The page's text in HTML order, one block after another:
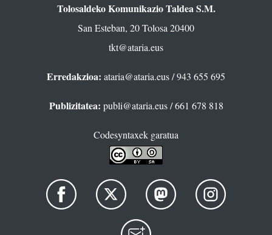
Tolosaldeko Komunikazio Taldea S.M.
San Esteban, 20 Tolosa 20400
tkt@ataria.eus
Erredakzioa: ataria@ataria.eus/ 943 655 695
Publizitatea: publi@ataria.eus/ 661 678 818
Codesyntaxek garatua